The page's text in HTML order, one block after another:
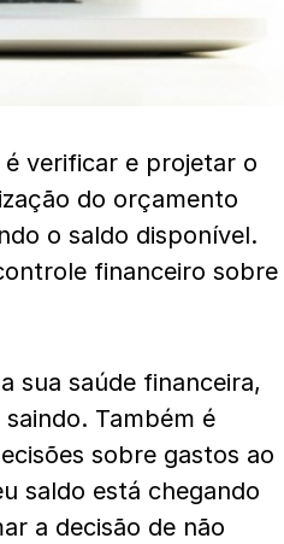
é verificar e projetar o
do orçamento
o saldo disponível.
financeiro sobre
sua saúde financeira,
Também é
sobre gastos ao
saldo está chegando
a decisão de não